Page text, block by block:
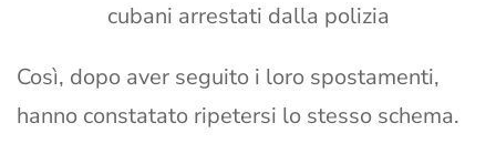
cubani arrestati dalla polizia
Così, dopo aver seguito i loro spostamenti,
hanno constatato ripetersi lo stesso schema.